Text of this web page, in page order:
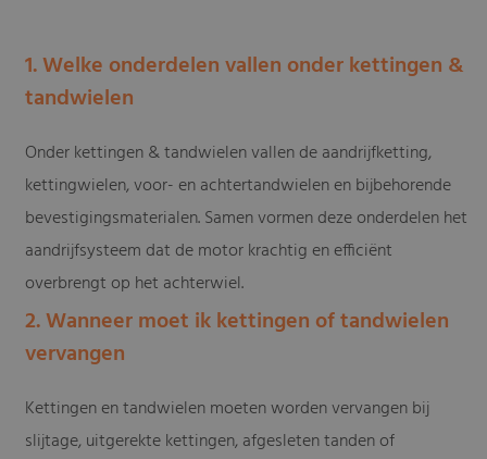
1. Welke onderdelen vallen onder kettingen &
tandwielen
Onder kettingen & tandwielen vallen de aandrijfketting,
kettingwielen, voor- en achtertandwielen en bijbehorende
bevestigingsmaterialen. Samen vormen deze onderdelen het
aandrijfsysteem dat de motor krachtig en efficiënt
overbrengt op het achterwiel.
2. Wanneer moet ik kettingen of tandwielen
vervangen
Kettingen en tandwielen moeten worden vervangen bij
slijtage, uitgerekte kettingen, afgesleten tanden of